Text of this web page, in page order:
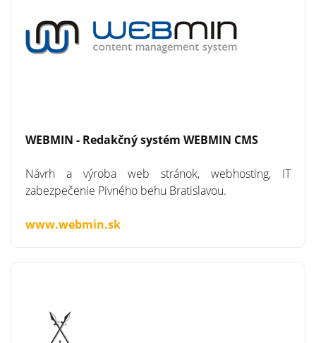
WEBMIN - Redakčný systém WEBMIN CMS
Návrh a výroba web stránok, webhosting, IT
zabezpečenie Pivného behu Bratislavou.
www.webmin.sk